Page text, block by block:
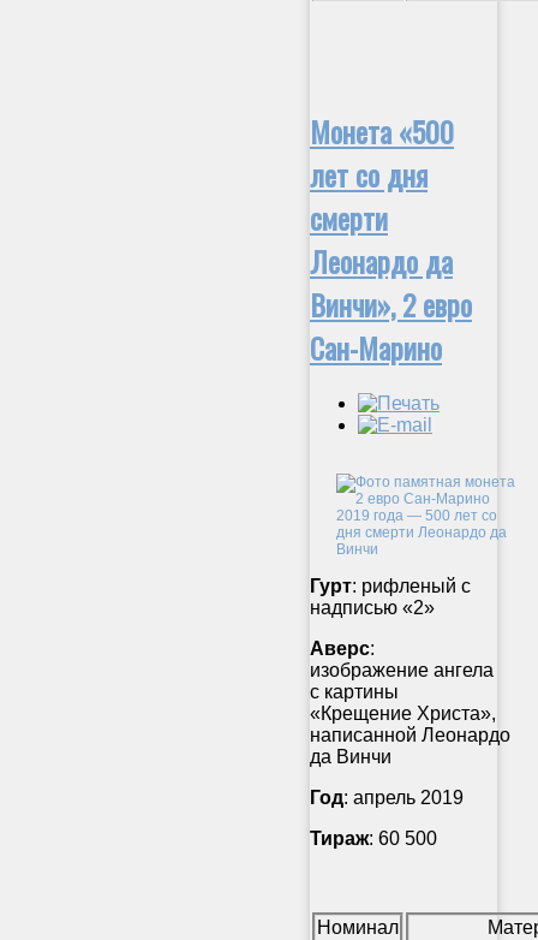
Монета «500
лет со дня
смерти
Леонардо да
Винчи», 2 евро
Сан-Марино
Гурт: рифленый с
надписью «2»
Аверс:
изображение ангела
с картины
«Крещение Христа»,
написанной Леонардо
да Винчи
Год: апрель 2019
Тираж: 60 500
Номинал